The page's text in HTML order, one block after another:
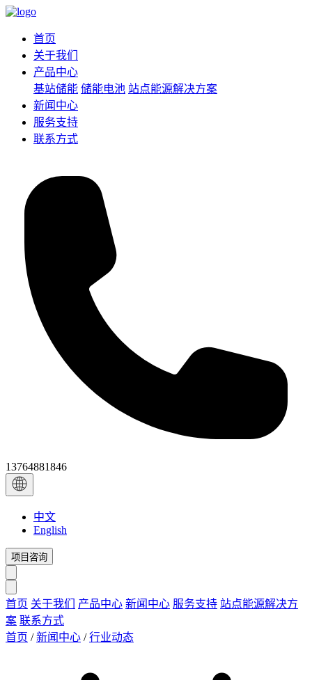
首页
关于我们
产品中心
基站储能 储能电池 站点能源解决方案
新闻中心
服务支持
联系方式
13764881846
中文
English
项目咨询
首页 关于我们 产品中心 新闻中心 服务支持 站点能源解决方
案 联系方式
首页 / 新闻中心 / 行业动态